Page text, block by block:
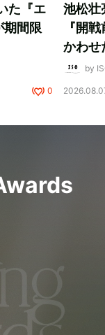
た『エ
期間限
0
池松壮
『開
かわせ
by